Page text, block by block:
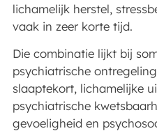
lichamelijk herstel,
vaak in zeer korte tijd.
Die combinatie lijkt bij
psychiatrische
slaaptekort, lichamelijke
psychiatrische
gevoeligheid en